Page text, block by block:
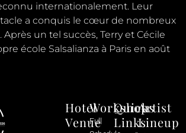
internationalement. Leur
a conquis le cœur de nombreux
un tel succès, Terry et Cécile
école Salsalianza à Paris en août
Hotel
Venue
Workshops
Full
Quick
Links
Artist
Lineup